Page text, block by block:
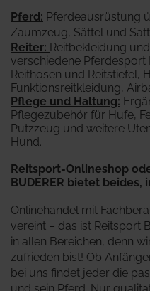
Pferd: Pferdeausrüstung
Zaumzeug, Sättel und
Reiter: Reitbekleidung
verschiedene Pferdesport
Reithosen und Reitstiefel,
Funktionsreitkleidung,
Pflege und Haltung:
Pflegezubehör für Hufe,
Putzzeug und weitere
Hund.
Reitsport-Onlineshop
BUDERER bietet
Onlinehandel mit
vereint – das ist Reitsport
in allen Bereichen, denn
zufrieden bist! Ob
bei uns findet jeder die